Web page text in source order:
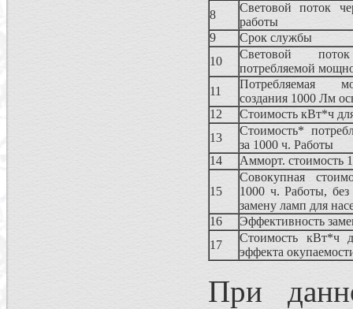
8
Световой поток
работы
9
Срок службы
10
Световой
потребляемой
11
Потребляемая
создания 1000 Лм
12
Стоимость кВт*ч
13
Стоимость*
за 1000 ч. Работы
14
Амморт. стоимость
15
Совокупная
1000 ч. Работы, без
замену ламп для
16
Эффективность
17
Стоимость кВт*ч
эффекта
При